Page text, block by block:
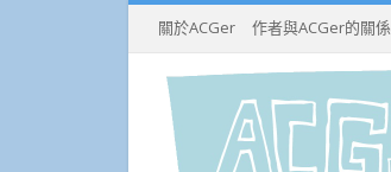
關於ACGer 作者與ACGer的關係